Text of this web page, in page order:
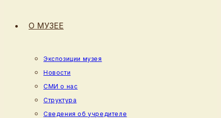
О МУЗЕЕ
Экспозиции музея
Новости
СМИ о нас
Структура
Сведения об учредителе